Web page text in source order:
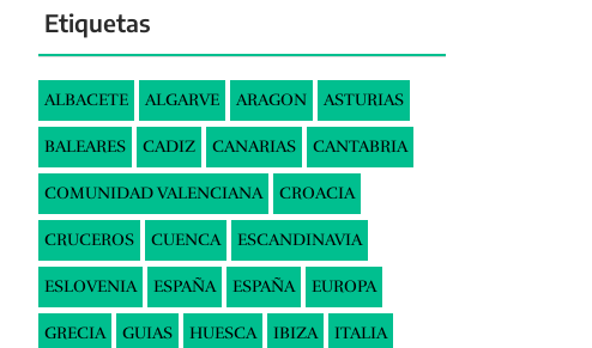
Etiquetas
ALBACETE ALGARVE ARAGON ASTURIAS
BALEARES CADIZ CANARIAS CANTABRIA
COMUNIDAD VALENCIANA CROACIA
CRUCEROS CUENCA ESCANDINAVIA
ESLOVENIA ESPAÑA ESPAÑA EUROPA
GRECIA GUIAS HUESCA IBIZA ITALIA